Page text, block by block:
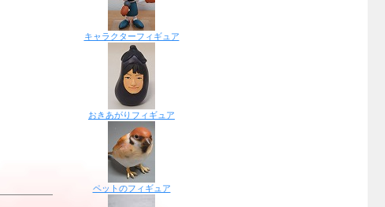
キャラクターフィギュア
おきあがりフィギュア
ペットのフィギュア